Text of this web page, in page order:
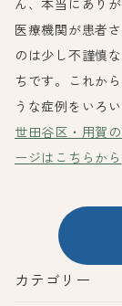
ん、本当にあり
医療機関が患者
のは少し不謹慎
ちです。これか
うな症例をいろ
世田谷区・用賀
ージはこちらから
カテゴリー